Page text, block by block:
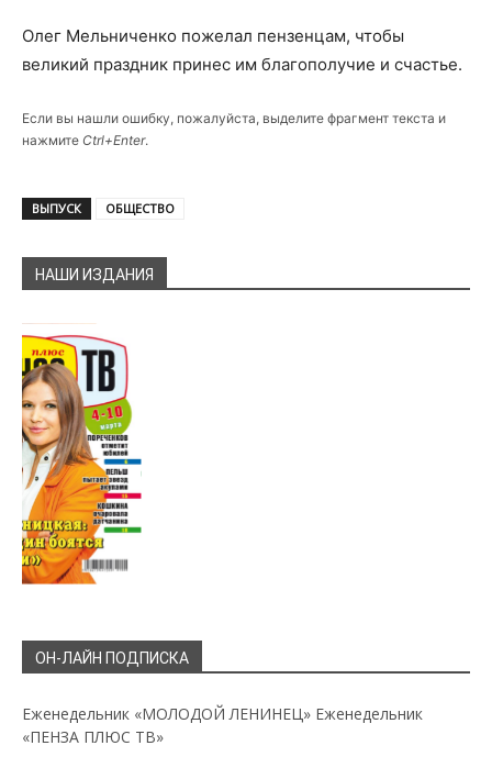
Олег Мельниченко пожелал пензенцам, чтобы
великий праздник принес им благополучие и счастье.
Если вы нашли ошибку, пожалуйста, выделите фрагмент текста и
нажмите Ctrl+Enter.
ВЫПУСК ОБЩЕСТВО
НАШИ ИЗДАНИЯ
ОН-ЛАЙН ПОДПИСКА
Еженедельник «МОЛОДОЙ ЛЕНИНЕЦ» Еженедельник
«ПЕНЗА ПЛЮС ТВ»